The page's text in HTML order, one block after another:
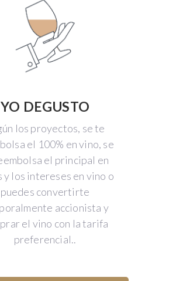
YO DEGUSTO
los proyectos, se te
el 100% en vino, se
el principal en
y los intereses en vino o
puedes convertirte
accionista y
el vino con la tarifa
preferencial..